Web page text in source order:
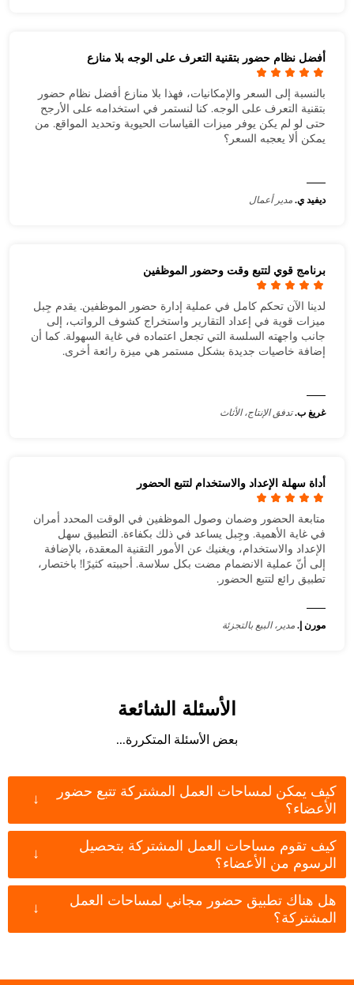
أفضل نظام حضور بتقنية التعرف على الوجه بلا منازع
بالنسبة إلى السعر والإمكانيات، فهذا بلا منازع أفضل نظام حضور
بتقنية التعرف على الوجه. كنا لنستمر في استخدامه على الأرجح
حتى لو لم يكن يوفر ميزات القياسات الحيوية وتحديد المواقع. من
يمكن ألا يعجبه السعر؟
ديفيد ي.مدير أعمال
برنامج قوي لتتبع وقت وحضور الموظفين
لدينا الآن تحكم كامل في عملية إدارة حضور الموظفين. يقدم جِبل
ميزات قوية في إعداد التقارير واستخراج كشوف الرواتب، إلى
جانب واجهته السلسة التي تجعل اعتماده في غاية السهولة. كما أن
إضافة خاصيات جديدة بشكل مستمر هي ميزة رائعة أخرى.
غريغ ب.تدفق الإنتاج، الأثاث
أداة سهلة الإعداد والاستخدام لتتبع الحضور
متابعة الحضور وضمان وصول الموظفين في الوقت المحدد أمران
في غاية الأهمية. وجِبل يساعد في ذلك بكفاءة. التطبيق سهل
الإعداد والاستخدام، ويغنيك عن الأمور التقنية المعقدة، بالإضافة
إلى أنّ عملية الانضمام مضت بكل سلاسة. أحببته كثيرًا! باختصار،
تطبيق رائع لتتبع الحضور.
مورن إ.مدير، البيع بالتجزئة
الأسئلة الشائعة
بعض الأسئلة المتكررة...
كيف يمكن لمساحات العمل المشتركة تتبع حضور
الأعضاء؟
↓
كيف تقوم مساحات العمل المشتركة بتحصيل
الرسوم من الأعضاء؟
↓
هل هناك تطبيق حضور مجاني لمساحات العمل
المشتركة؟
↓